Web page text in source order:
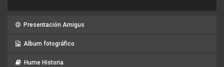
Presentación Amigus
Album fotográfico
Hume Historia